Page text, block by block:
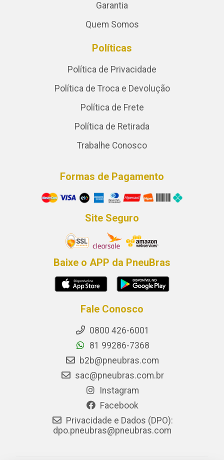
Garantia
Quem Somos
Políticas
Política de Privacidade
Política de Troca e Devolução
Política de Frete
Política de Retirada
Trabalhe Conosco
Formas de Pagamento
Site Seguro
Baixe o APP da PneuBras
Fale Conosco
0800 426-6001
81 99286-7368
b2b@pneubras.com
sac@pneubras.com.br
Instagram
Facebook
Privacidade e Dados (DPO):
dpo.pneubras@pneubras.com